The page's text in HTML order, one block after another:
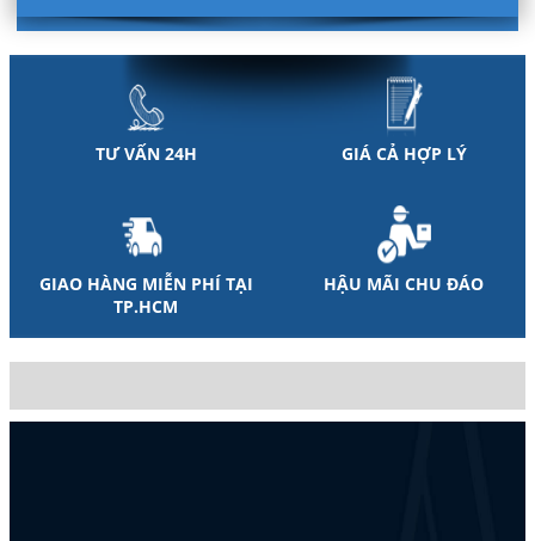
TƯ VẤN 24H GIÁ CẢ HỢP LÝ
GIAO HÀNG MIỄN PHÍ TẠI
TP.HCM
HẬU MÃI CHU ĐÁO